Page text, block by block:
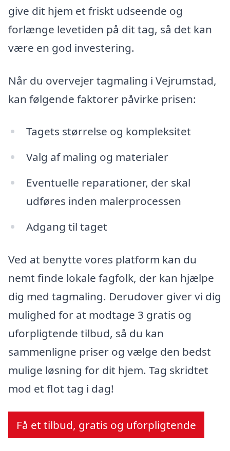
give dit hjem et friskt udseende og
forlænge levetiden på dit tag, så det kan
være en god investering.
Når du overvejer tagmaling i Vejrumstad,
kan følgende faktorer påvirke prisen:
Tagets størrelse og kompleksitet
Valg af maling og materialer
Eventuelle reparationer, der skal
udføres inden malerprocessen
Adgang til taget
Ved at benytte vores platform kan du
nemt finde lokale fagfolk, der kan hjælpe
dig med tagmaling. Derudover giver vi dig
mulighed for at modtage 3 gratis og
uforpligtende tilbud, så du kan
sammenligne priser og vælge den bedst
mulige løsning for dit hjem. Tag skridtet
mod et flot tag i dag!
Få et tilbud, gratis og uforpligtende